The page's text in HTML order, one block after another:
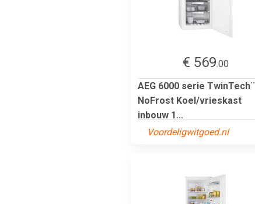
€ 569.00
AEG 6000 serie TwinTech¨
NoFrost Koel/vrieskast
inbouw 1...
Voordeligwitgoed.nl